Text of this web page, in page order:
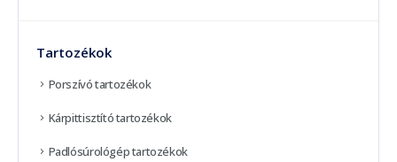
Tartozékok
Porszívó tartozékok
Kárpittisztító tartozékok
Padlósúrológép tartozékok